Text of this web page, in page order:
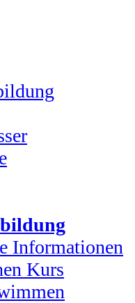
Informationen
Kurs